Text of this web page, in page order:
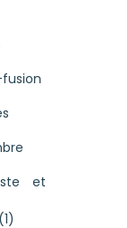
et